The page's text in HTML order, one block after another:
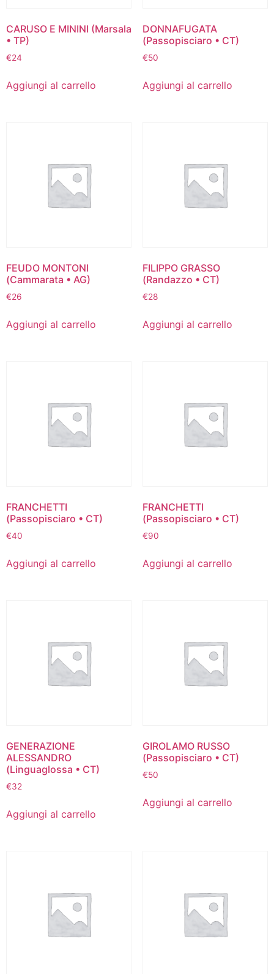
CARUSO E MININI (Marsala
• TP)
€24
Aggiungi al carrello
DONNAFUGATA
(Passopisciaro • CT)
€50
Aggiungi al carrello
FEUDO MONTONI
(Cammarata • AG)
€26
Aggiungi al carrello
FILIPPO GRASSO
(Randazzo • CT)
€28
Aggiungi al carrello
FRANCHETTI
(Passopisciaro • CT)
€40
Aggiungi al carrello
FRANCHETTI
(Passopisciaro • CT)
€90
Aggiungi al carrello
GENERAZIONE
ALESSANDRO
(Linguaglossa • CT)
€32
Aggiungi al carrello
GIROLAMO RUSSO
(Passopisciaro • CT)
€50
Aggiungi al carrello